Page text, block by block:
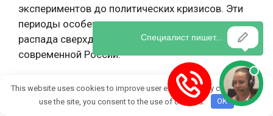
экспериментов до политических кризисов. Эти
периоды особенно важны для понимания причин
распада сверхдержавы и наследия для
современной России.
Ранний период: от
революции к НЭПу (1917-
This website uses cookies to improve user experience. By continuing to
use the site, you consent to the use of cookies.
OK